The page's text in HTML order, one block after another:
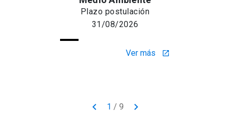
Plazo postulación
31/08/2026
Ver más launch
keyboard_arrow_left 1 / 9 keyboard_arrow_right